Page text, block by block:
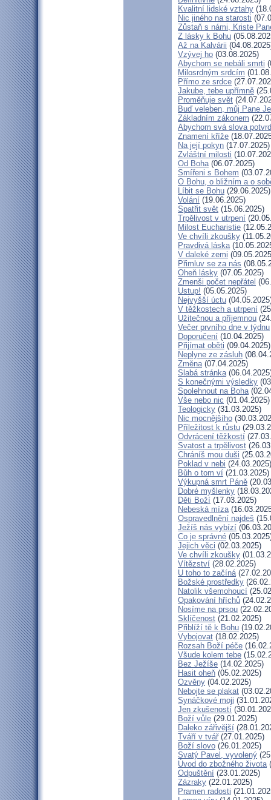
Kvalitní lidské vztahy
Nic jiného na starosti
Zůstaň s námi, Kriste
Z lásky k Bohu
Až na Kalvárii
Vzývej ho (03.08.2025)
Abychom se nebáli smrti
Milosrdným srdcím
Přímo ze srdce
Jakube, tebe upřímně
Proměňuje svět
Buď veleben, můj Pane
Základním zákonem
Abychom svá slova
Znamení kříže
Na její pokyn (17.07.2025)
Zvláštní milosti
Od Boha(06.07.2025)
Smířeni s Bohem
O Bohu, o bližním a o
Líbit se Bohu (29.06.2025)
Volání (19.06.2025)
Spatřit svět (15.06.2025)
Trpělivost v utrpení
Milost Eucharistie
Ve chvíli zkoušky
Pravdivá láska
V daleké zemi
Přimluv se za nás
Oheň lásky (07.05.2025)
Zmenši počet nepřátel
Ustup! (05.05.2025)
Nejvyšší úctu
V těžkostech a utrpení
Užitečnou a příjemnou
Večer prvního dne v týdnu
Doporučení (10.04.2025)
Přijímat oběti (09.04.2025)
Neplyne ze zásluh
Změna(07.04.2025)
Slabá stránka
S konečnými výsledky
Spolehnout na Boha
Vše nebo nic (01.04.2025)
Teologicky (31.03.2025)
Nic mocnějšího
Příležitost k růstu
Odvrácení těžkostí
Svatost a trpělivost
Chráníš mou duši
Poklad v nebi (24.03.2025)
Bůh o tom ví (21.03.2025)
Výkupná smrt Páně
Dobré myšlenky
Děti Boží (17.03.2025)
Nebeská míza
Ospravedlnění najdeš
Ježíš nás vybízí
Co je správné
Jejich věci (02.03.2025)
Ve chvíli zkoušky
Vítězství (28.02.2025)
U toho to začíná
Božské prostředky
Natolik všemohoucí
Opakování hříchů
Nosíme na prsou
Sklíčenost (21.02.2025)
Přiblíží tě k Bohu
Vybojovat (18.02.2025)
Rozsah Boží péče
Všude kolem tebe
Bez Ježíše (14.02.2025)
Hasit oheň (05.02.2025)
Ozvěny (04.02.2025)
Nebojte se plakat
Synáčkové moji
Jen zkušeností
Boží vůle (29.01.2025)
Daleko zářivější
Tváří v tvář(27.01.2025)
Boží slovo (26.01.2025)
Svatý Pavel, vyvolený
Úvod do zbožného života
Odpuštění (23.01.2025)
Zázraky (22.01.2025)
Pramen radosti